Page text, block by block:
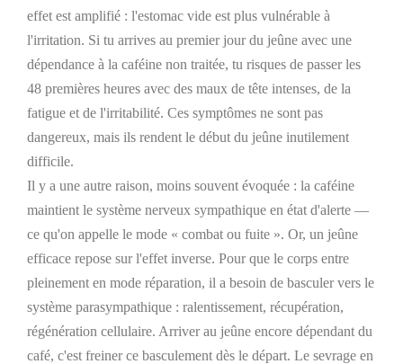
effet est amplifié : l'estomac vide est plus vulnérable à
l'irritation. Si tu arrives au premier jour du jeûne avec une
dépendance à la caféine non traitée, tu risques de passer les
48 premières heures avec des maux de tête intenses, de la
fatigue et de l'irritabilité. Ces symptômes ne sont pas
dangereux, mais ils rendent le début du jeûne inutilement
difficile.
Il y a une autre raison, moins souvent évoquée : la caféine
maintient le système nerveux sympathique en état d'alerte —
ce qu'on appelle le mode « combat ou fuite ». Or, un jeûne
efficace repose sur l'effet inverse. Pour que le corps entre
pleinement en mode réparation, il a besoin de basculer vers le
système parasympathique : ralentissement, récupération,
régénération cellulaire. Arriver au jeûne encore dépendant du
café, c'est freiner ce basculement dès le départ. Le sevrage en